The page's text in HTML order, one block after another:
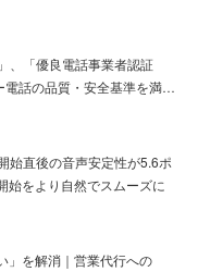
、「優良電話事業者認証
電話の品質・安全基準を満…
始直後の音声安定性が5.6ポ
始をより自然でスムーズに
」を解消｜営業代行への